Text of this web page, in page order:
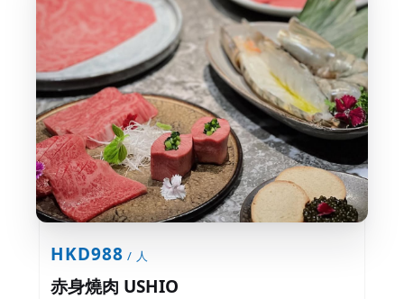
HKD988 / 人
赤身燒肉 USHIO